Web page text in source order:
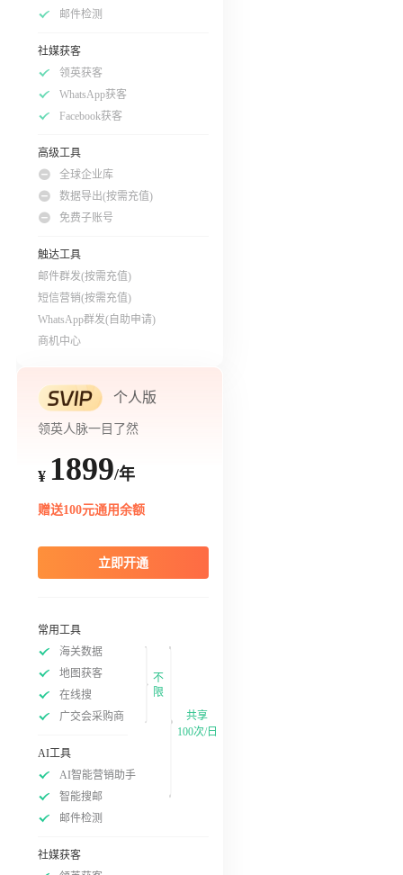
邮件检测
社媒获客
领英获客
WhatsApp获客
Facebook获客
高级工具
全球企业库
数据导出(按需充值)
免费子账号
触达工具
邮件群发(按需充值)
短信营销(按需充值)
WhatsApp群发(自助申请)
商机中心
个人版
领英人脉一目了然
¥ 1899/年
赠送100元通用余额
立即开通
常用工具
海关数据
地图获客
在线搜
广交会采购商
不
限
AI工具
AI智能营销助手
智能搜邮
邮件检测
社媒获客
共享
100次/日